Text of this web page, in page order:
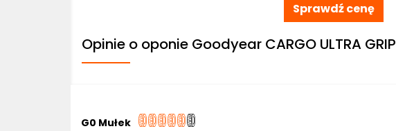
Sprawdź cenę
Opinie o oponie Goodyear CARGO ULTRA GRIP
G0 Mułek